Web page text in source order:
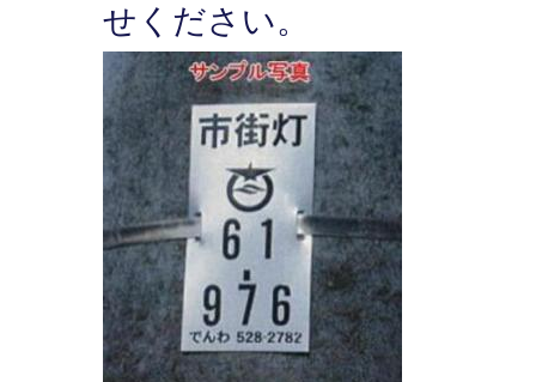
せください。